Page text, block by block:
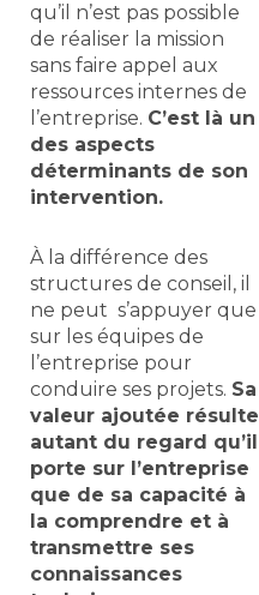
qu’il n’est pas possible
de réaliser la mission
sans faire appel aux
ressources internes de
l’entreprise. C’est là un
des aspects
déterminants de son
intervention.
À la différence des
structures de conseil, il
ne peut s’appuyer que
sur les équipes de
l’entreprise pour
conduire ses projets. Sa
valeur ajoutée résulte
autant du regard qu’il
porte sur l’entreprise
que de sa capacité à
la comprendre et à
transmettre ses
connaissances